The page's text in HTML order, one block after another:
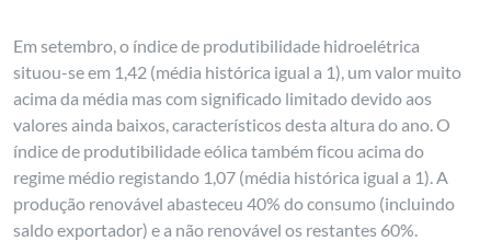
Em setembro, o índice de produtibilidade hidroelétrica
situou-se em 1,42 (média histórica igual a 1), um valor muito
acima da média mas com significado limitado devido aos
valores ainda baixos, característicos desta altura do ano. O
índice de produtibilidade eólica também ficou acima do
regime médio registando 1,07 (média histórica igual a 1). A
produção renovável abasteceu 40% do consumo (incluindo
saldo exportador) e a não renovável os restantes 60%.